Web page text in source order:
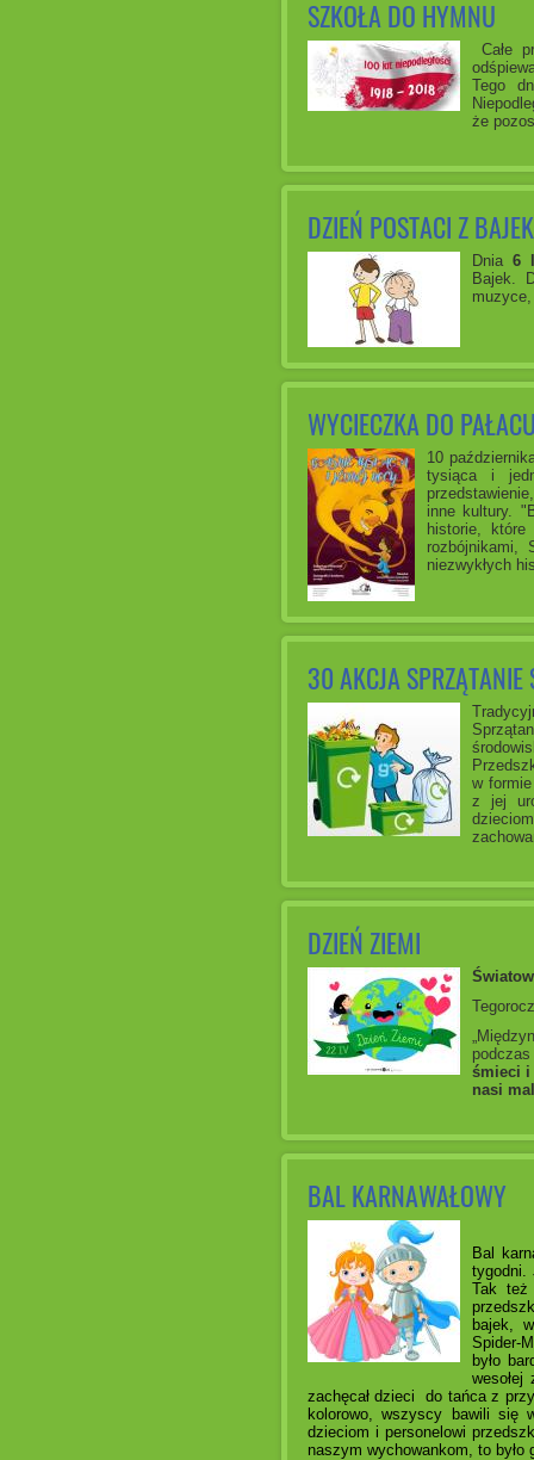
SZKOŁA DO HYMNU
Całe
Tego
że
DZIEŃ POSTACI Z BAJEK
Dnia 6
Bajek.
muzyce,
WYCIECZKA DO
10
tysiąca i
inne kultury.
historie,
rozbójnikami,
niezwykłych
30 AKCJA SPRZĄTANIE
w
z jej
DZIEŃ ZIEMI
śmieci i
nasi
BAL KARNAWAŁOWY
Bal
tygodni.
Tak też
bajek,
Spider-
było
zachęcał dzieci do tańca z
kolorowo, wszyscy bawili się
dzieciom i personelowi
naszym wychowankom, to było